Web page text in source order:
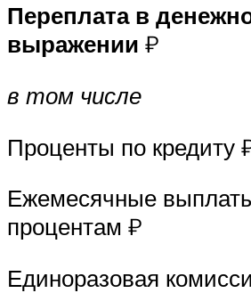
Переплата в
выражении ₽
в том числе
Проценты по кредиту
Ежемесячные
процентам ₽
Единоразовая